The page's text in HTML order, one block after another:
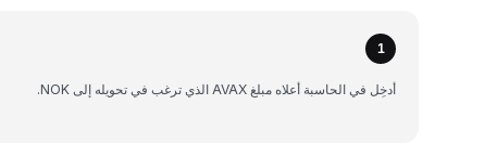
1
أدخِل في الحاسبة أعلاه مبلغ AVAX الذي ترغب في تحويله إلى NOK.